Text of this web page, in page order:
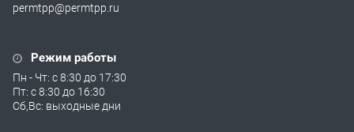
permtpp@permtpp.ru
Режим работы
Пн - Чт: с 8:30 до 17:30
Пт: с 8:30 до 16:30
Сб,Вс: выходные дни